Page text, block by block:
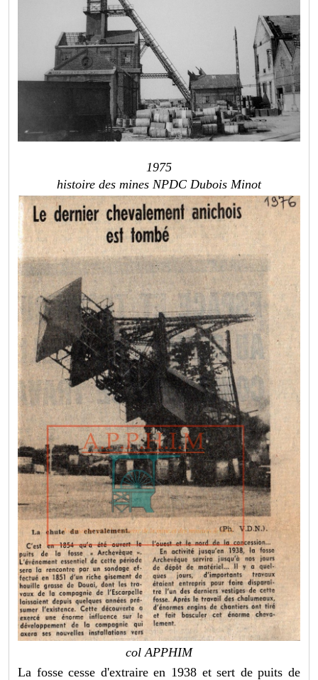
1975
histoire des mines NPDC Dubois Minot
col APPHIM
La fosse cesse d'extraire en 1938 et sert de puits de